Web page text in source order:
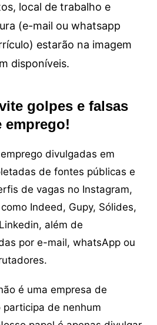
local de trabalho e
(e-mail ou whatsapp
estarão na imagem
disponíveis.
golpes e falsas
emprego!
divulgadas em
de fontes públicas e
de vagas no Instagram,
Indeed, Gupy, Sólides,
além de
por e-mail, whatsApp ou
é uma empresa de
de nenhum